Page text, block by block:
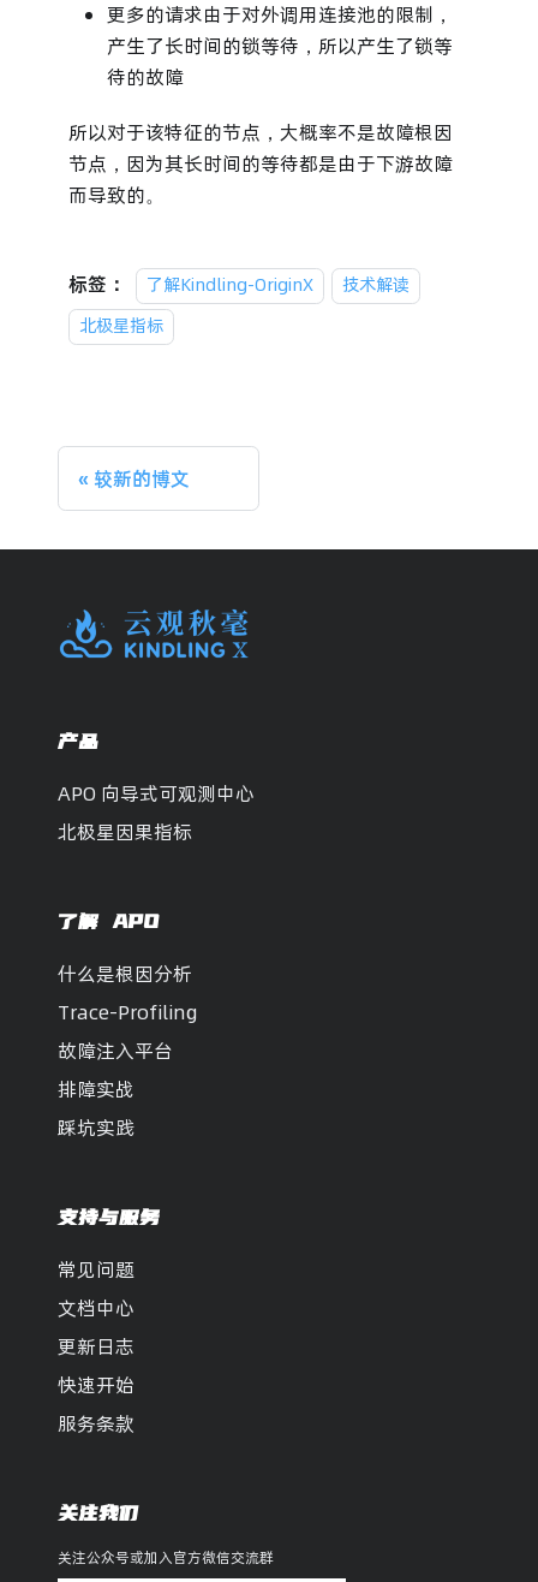
更多的请求由于对外调用连接池的限制，
产生了长时间的锁等待，所以产生了锁等
待的故障
所以对于该特征的节点，大概率不是故障根因
节点，因为其长时间的等待都是由于下游故障
而导致的。
标签： 了解Kindling-OriginX
技术解读
北极星指标
较新的博文
产品
APO 向导式可观测中心
北极星因果指标
了解 APO
什么是根因分析
Trace-Profiling
故障注入平台
排障实战
踩坑实践
支持与服务
常见问题
文档中心
更新日志
快速开始
服务条款
关注我们
关注公众号或加入官方微信交流群